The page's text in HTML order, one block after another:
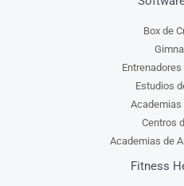
Box de
Estudios
Academias
Centros
Academias de
Fitness